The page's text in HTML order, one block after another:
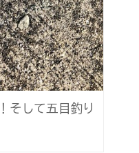
そして五目釣り